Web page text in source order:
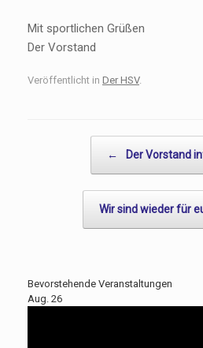
Mit sportlichen Grüßen
Der Vorstand
Veröffentlicht in Der HSV.
← Der Vorstand
Wir sind wieder für
Bevorstehende Veranstaltungen
Aug. 26